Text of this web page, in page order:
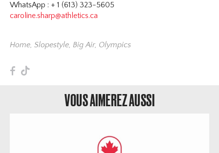
WhatsApp : + 1 (613) 323-5605
caroline.sharp@athletics.ca
Home,Slopestyle, Big Air, Olympics
F T
VOUS AIMEREZ AUSSI